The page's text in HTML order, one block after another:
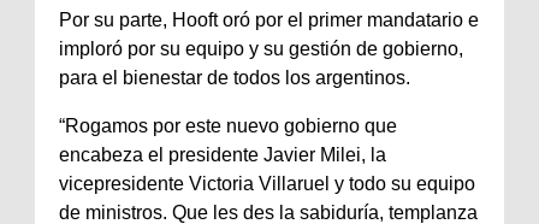
Por su parte, Hooft oró por el primer mandatario e
imploró por su equipo y su gestión de gobierno,
para el bienestar de todos los argentinos.
“Rogamos por este nuevo gobierno que
encabeza el presidente Javier Milei, la
vicepresidente Victoria Villaruel y todo su equipo
de ministros. Que les des la sabiduría, templanza